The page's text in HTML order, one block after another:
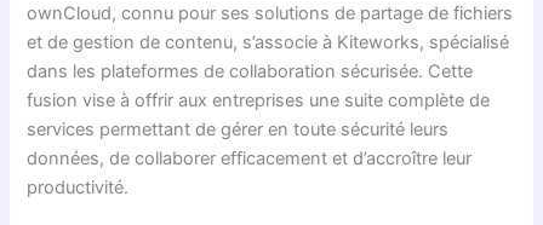
ownCloud, connu pour ses solutions de partage de fichiers
et de gestion de contenu, s’associe à Kiteworks, spécialisé
dans les plateformes de collaboration sécurisée. Cette
fusion vise à offrir aux entreprises une suite complète de
services permettant de gérer en toute sécurité leurs
données, de collaborer efficacement et d’accroître leur
productivité.